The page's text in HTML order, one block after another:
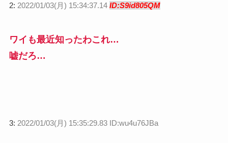
2: 2022/01/03(月) 15:34:37.14 ID:S9id805QM
ワイも最近知ったわこれ…
嘘だろ…
3: 2022/01/03(月) 15:35:29.83 ID:wu4u76JBa